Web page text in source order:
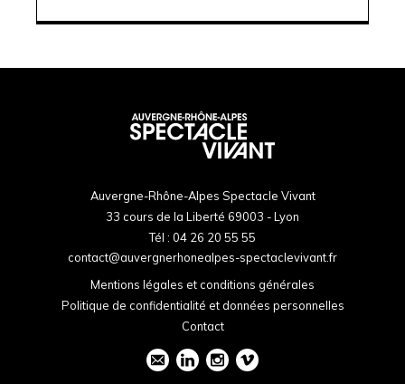
Auvergne-Rhône-Alpes Spectacle Vivant
33 cours de la Liberté 69003 - Lyon
Tél : 04 26 20 55 55
contact@auvergnerhonealpes-spectaclevivant.fr
Mentions légales et conditions générales
Politique de confidentialité et données personnelles
Contact